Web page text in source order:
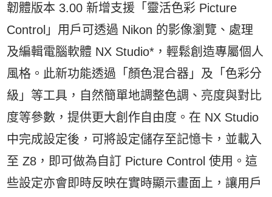
韌體版本 3.00 新增支援「靈活色彩 Picture
Control」用戶可透過 Nikon 的影像瀏覽、處理
及編輯電腦軟體 NX Studio*，輕鬆創造專屬個人
風格。此新功能透過「顏色混合器」及「色彩分
級」等工具，自然簡單地調整色調、亮度與對比
度等參數，提供更大創作自由度。在 NX Studio
中完成設定後，可將設定儲存至記憶卡，並載入
至 Z8，即可做為自訂 Picture Control 使用。這
些設定亦會即時反映在實時顯示畫面上，讓用戶